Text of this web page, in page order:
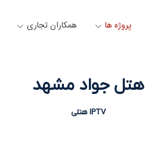
پروژه ها همکاران تجاری
هتل جواد مشهد
IPTV هتلی